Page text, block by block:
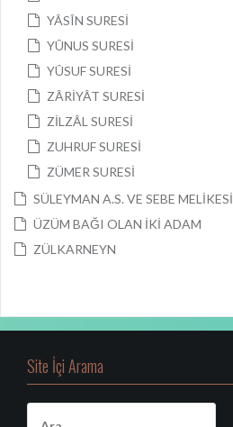
YÂSÎN SURESİ
YÛNUS SURESİ
YÛSUF SURESİ
ZÂRİYÂT SURESİ
ZİLZÂL SURESİ
ZUHRUF SURESİ
ZÜMER SURESİ
SÜLEYMAN A.S. VE SEBE MELİKESİ
ÜZÜM BAĞI OLAN İKİ ADAM
ZÜLKARNEYN
Site İçi Arama